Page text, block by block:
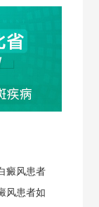
癜风患者
风患者如